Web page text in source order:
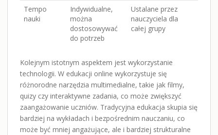
Tempo
nauki
Indywidualne,
można
dostosowywać
do potrzeb
Ustalane przez
nauczyciela dla
całej grupy
Kolejnym istotnym aspektem jest wykorzystanie
technologii. W edukacji online wykorzystuje się
różnorodne narzędzia multimedialne, takie jak filmy,
quizy czy interaktywne zadania, co może zwiększyć
zaangażowanie uczniów. Tradycyjna edukacja skupia się
bardziej na wykładach i bezpośrednim nauczaniu, co
może być mniej angażujące, ale i bardziej strukturalne